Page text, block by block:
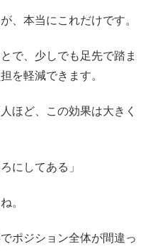
、本当にこれだけです。
で、少しでも足先で踏ま
を軽減できます。
ほど、この効果は大きく
にしてある」
。
ポジション全体が間違っ